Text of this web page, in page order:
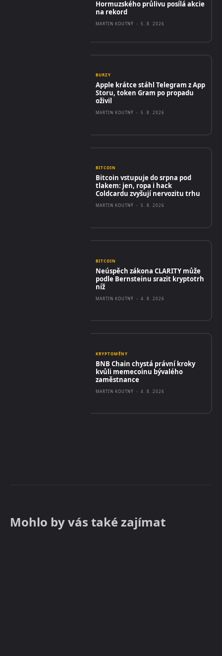
Hormuzského průlivu posílá akcie
na rekord
MARTIN KOUTNÝ - 5. 8. 2026
BURZY
Apple krátce stáhl Telegram z App
Storu, token Gram po propadu
oživil
MARTIN KOUTNÝ - 5. 8. 2026
BITCOIN
Bitcoin vstupuje do srpna pod
tlakem: jen, ropa i hack
Coldcardu zvyšují nervozitu trhu
MARTIN KOUTNÝ - 5. 8. 2026
BITCOIN
Neúspěch zákona CLARITY může
podle Bernsteinu srazit kryptotrh
níž
MARTIN KOUTNÝ - 4. 8. 2026
KRYPTOMĚNY
BNB Chain chystá právní kroky
kvůli memecoinu bývalého
zaměstnance
MARTIN KOUTNÝ - 4. 8. 2026
Mohlo by vás také zajímat